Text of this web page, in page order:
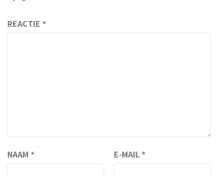
REACTIE *
NAAM * E-MAIL *